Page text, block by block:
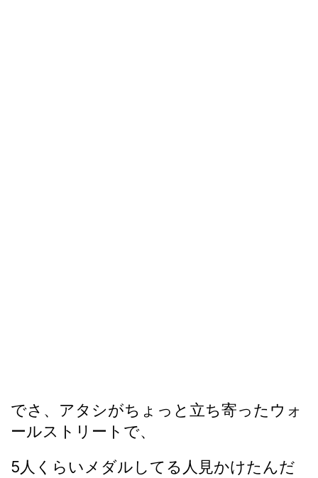
でさ、アタシがちょっと立ち寄ったウォ
ールストリートで、
5人くらいメダルしてる人見かけたんだ